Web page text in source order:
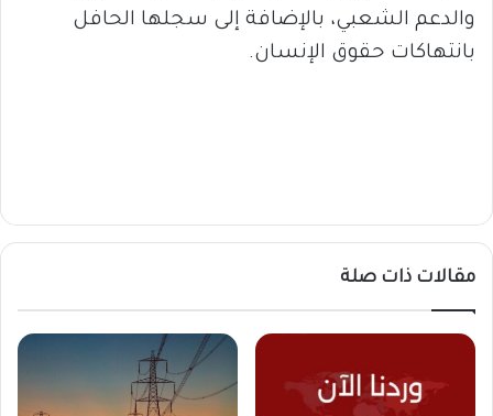
والدعم الشعبي، بالإضافة إلى سجلها الحافل
بانتهاكات حقوق الإنسان.
مقالات ذات صلة